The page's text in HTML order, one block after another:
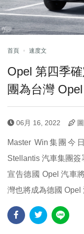
首頁 速度文
Opel 第四季
團為台灣
06月 16, 2022
Master Win集團今
Stellantis 汽車集團
宣告德國 Opel 汽車
灣也將成為德國 Opel